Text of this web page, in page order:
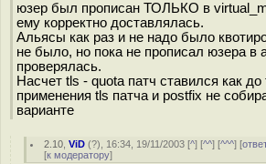
юзер был прописан ТОЛЬКО в
ему корректно доставлялась.
Альясы как раз и не надо было
не было, но пока не прописал юзера в
проверялась.
Насчет tls - quota патч ставился как до
применения tls патча и postfix не
варианте
2.10 ,ViD (?), 16:34, 19/11/2003 [^] [^^] [^^^] [
[к модератору]